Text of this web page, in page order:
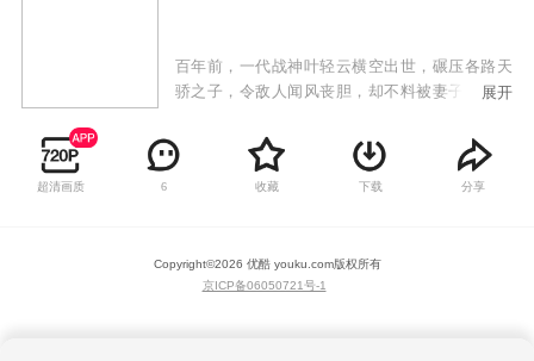
百年前，一代战神叶轻云横空出世，碾压各路天
骄之子，令敌人闻风丧胆，却不料被妻子洛灵，
进入黄金时代，妖孽人物疯狂涌现！叶轻云成为
了八荒大陆中小小家族叶家废物弟子！命运逆
转，逆天改命！这一世我不但要碾压天才，还要
展开
超清画质 6 收藏 下载 分享
Copyright©2026 优酷 youku.com版权所有
京ICP备06050721号-1